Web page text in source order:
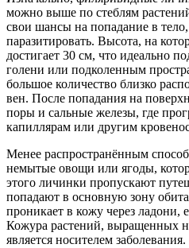
можно выше по стеблям
свои шансы на попадание в
паразитировать. Высота, на
достигает 30 см, что идеально
голени или подколенным
большое количество близко
вен. После попадания на
поры и сальные железы, где
капиллярам или другим
Менее распространённым
немытые овощи или ягоды,
этого личинки пропускают
попадают в основную зону
проникает в кожу через ладони,
Кожура растений, выращенных
является носителем заболевания.